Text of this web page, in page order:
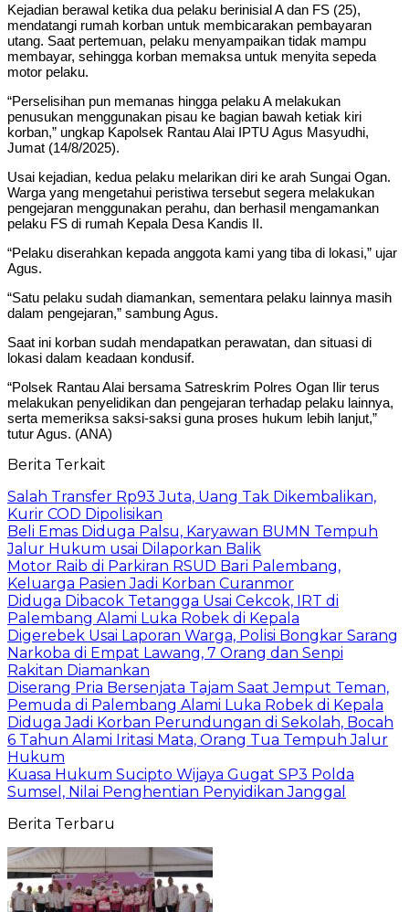
Kejadian berawal ketika dua pelaku berinisial A dan FS (25),
mendatangi rumah korban untuk membicarakan pembayaran
utang. Saat pertemuan, pelaku menyampaikan tidak mampu
membayar, sehingga korban memaksa untuk menyita sepeda
motor pelaku.
“Perselisihan pun memanas hingga pelaku A melakukan
penusukan menggunakan pisau ke bagian bawah ketiak kiri
korban,” ungkap Kapolsek Rantau Alai IPTU Agus Masyudhi,
Jumat (14/8/2025).
Usai kejadian, kedua pelaku melarikan diri ke arah Sungai Ogan.
Warga yang mengetahui peristiwa tersebut segera melakukan
pengejaran menggunakan perahu, dan berhasil mengamankan
pelaku FS di rumah Kepala Desa Kandis II.
“Pelaku diserahkan kepada anggota kami yang tiba di lokasi,” ujar
Agus.
“Satu pelaku sudah diamankan, sementara pelaku lainnya masih
dalam pengejaran,” sambung Agus.
Saat ini korban sudah mendapatkan perawatan, dan situasi di
lokasi dalam keadaan kondusif.
“Polsek Rantau Alai bersama Satreskrim Polres Ogan Ilir terus
melakukan penyelidikan dan pengejaran terhadap pelaku lainnya,
serta memeriksa saksi-saksi guna proses hukum lebih lanjut,”
tutur Agus. (ANA)
Berita Terkait
Salah Transfer Rp93 Juta, Uang Tak Dikembalikan,
Kurir COD Dipolisikan
Beli Emas Diduga Palsu, Karyawan BUMN Tempuh
Jalur Hukum usai Dilaporkan Balik
Motor Raib di Parkiran RSUD Bari Palembang,
Keluarga Pasien Jadi Korban Curanmor
Diduga Dibacok Tetangga Usai Cekcok, IRT di
Palembang Alami Luka Robek di Kepala
Digerebek Usai Laporan Warga, Polisi Bongkar Sarang
Narkoba di Empat Lawang, 7 Orang dan Senpi
Rakitan Diamankan
Diserang Pria Bersenjata Tajam Saat Jemput Teman,
Pemuda di Palembang Alami Luka Robek di Kepala
Diduga Jadi Korban Perundungan di Sekolah, Bocah
6 Tahun Alami Iritasi Mata, Orang Tua Tempuh Jalur
Hukum
Kuasa Hukum Sucipto Wijaya Gugat SP3 Polda
Sumsel, Nilai Penghentian Penyidikan Janggal
Berita Terbaru